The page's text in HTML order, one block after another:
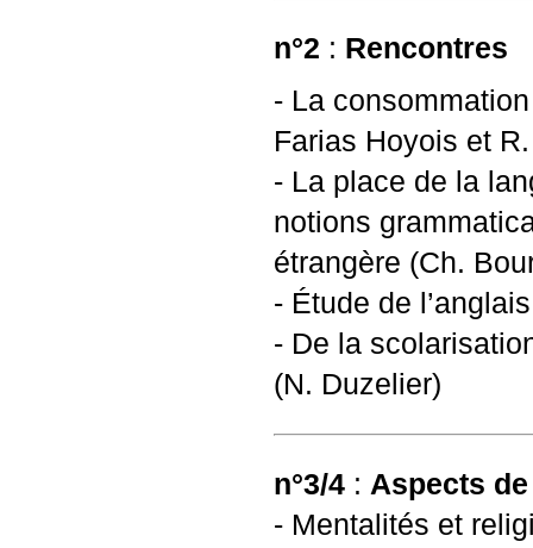
n°2 : Rencontres
- La
Farias Hoyois et
- La place de la
notions
étrangère (Ch.
- Étude de
- De la
(N. Duzelier)
n°3/4 : Aspects
- Mentalités et